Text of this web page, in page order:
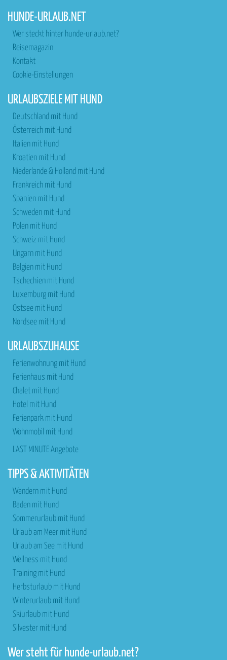
HUNDE-URLAUB.NET
Wer steckt hinter hunde-urlaub.net?
Reisemagazin
Kontakt
Cookie-Einstellungen
URLAUBSZIELE MIT HUND
Deutschland mit Hund
Österreich mit Hund
Italien mit Hund
Kroatien mit Hund
Niederlande & Holland mit Hund
Frankreich mit Hund
Spanien mit Hund
Schweden mit Hund
Polen mit Hund
Schweiz mit Hund
Ungarn mit Hund
Belgien mit Hund
Tschechien mit Hund
Luxemburg mit Hund
Ostsee mit Hund
Nordsee mit Hund
URLAUBSZUHAUSE
Ferienwohnung mit Hund
Ferienhaus mit Hund
Chalet mit Hund
Hotel mit Hund
Ferienpark mit Hund
Wohnmobil mit Hund
LAST MINUTE Angebote
TIPPS & AKTIVITÄTEN
Wandern mit Hund
Baden mit Hund
Sommerurlaub mit Hund
Urlaub am Meer mit Hund
Urlaub am See mit Hund
Wellness mit Hund
Training mit Hund
Herbsturlaub mit Hund
Winterurlaub mit Hund
Skiurlaub mit Hund
Silvester mit Hund
Wer steht für hunde-urlaub.net?